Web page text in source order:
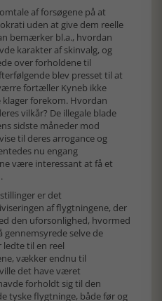
af forsøgene på at
uden at give dem reelle
bemærker bl.a., hvordan
karakter af skinvalg, og
over forholdene til
blev presset til at
fortæller Kyneb ikke
forekom. Hvordan
vilkår? De illegale blade
sidste måneder mod
til deres arrogance og
nu engang
være interessant at få et
er det
af flygtningene, der
den uforsonlighed, hvormed
gennemsyrede selve de
til en reel
vækker endnu til
det have været
forholdt sig til den
tyske flygtninge, både før og